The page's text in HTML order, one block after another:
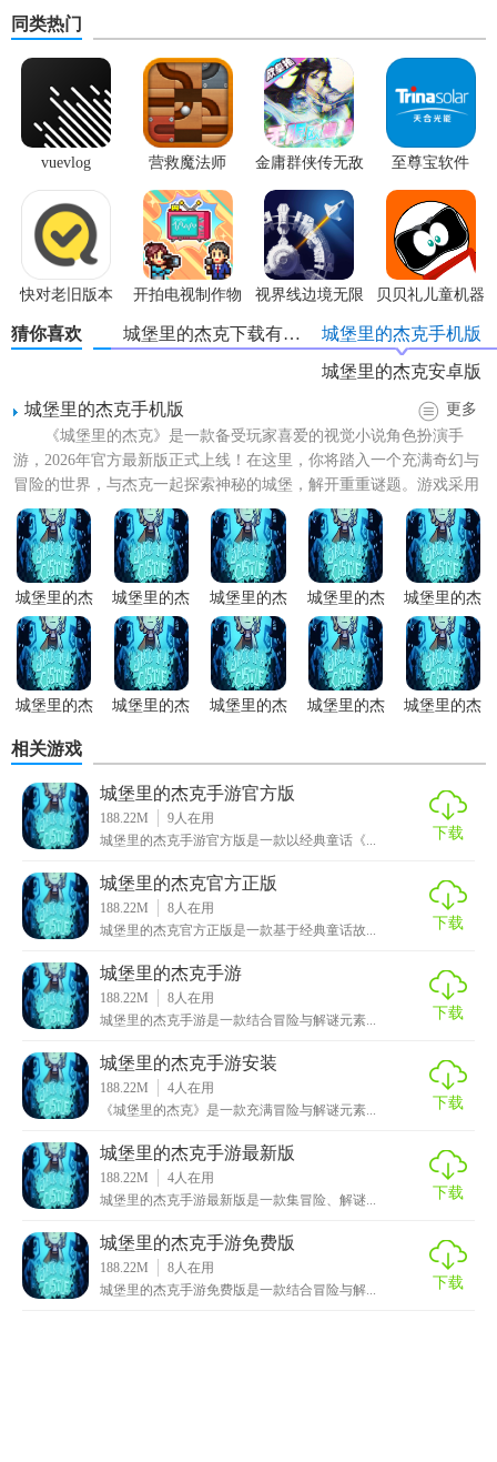
同类热门
vuevlog 营救魔法师
金庸群侠传无敌
版
至尊宝软件
快对老旧版本
开拍电视制作物
视界线边境无限
贝贝礼儿童机器
人app安卓版
猜你喜欢 城堡里的杰克手机版
城堡里的杰克下载有哪些
城堡里的杰克安卓版
城堡里的杰克手机版
更多
《城堡里的杰克》是一款备受玩家喜爱的视觉小说角色扮演手
游，2026年官方最新版正式上线！在这里，你将踏入一个充满奇幻与
冒险的世界，与杰克一起探索神秘的城堡，解开重重谜题。游戏采用
精美的视觉小说风格，配...
城堡里的杰
克官方正版
城堡里的杰
克2026版
城堡里的杰
克手游安装
城堡里的杰
克官网版
城堡里的杰
克无广告版
城堡里的杰
城堡里的杰
城堡里的杰
城堡里的杰
城堡里的杰
相关游戏
城堡里的杰克手游官方版
188.22M 9人在用
城堡里的杰克手游官方版是一款以经典童话《...
下载
城堡里的杰克官方正版
188.22M 8人在用
城堡里的杰克官方正版是一款基于经典童话故...
下载
城堡里的杰克手游
188.22M 8人在用
城堡里的杰克手游是一款结合冒险与解谜元素...
下载
城堡里的杰克手游安装
188.22M 4人在用
《城堡里的杰克》是一款充满冒险与解谜元素...
下载
城堡里的杰克手游最新版
188.22M 4人在用
城堡里的杰克手游最新版是一款集冒险、解谜...
下载
城堡里的杰克手游免费版
188.22M 8人在用
城堡里的杰克手游免费版是一款结合冒险与解...
下载